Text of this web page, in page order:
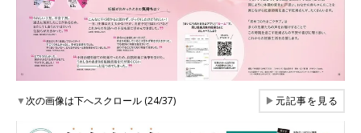
▼次の画像は下へスクロール (24/37) ▶元記事を見る